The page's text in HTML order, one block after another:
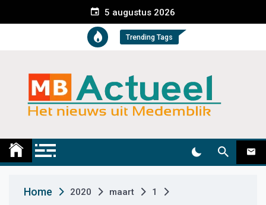
e
t
5 augustus 2026
Trending Tags
Medemblik Actueel
Home 2020 maart
1